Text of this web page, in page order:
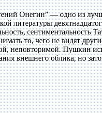
Онегин” — одно из
литературы
сентиментальность
то, чего не видят
неповторимой. Пушкин
внешнего облика, но зато